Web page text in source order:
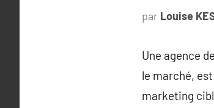
par Louise
Une agence
le marché,
marketing